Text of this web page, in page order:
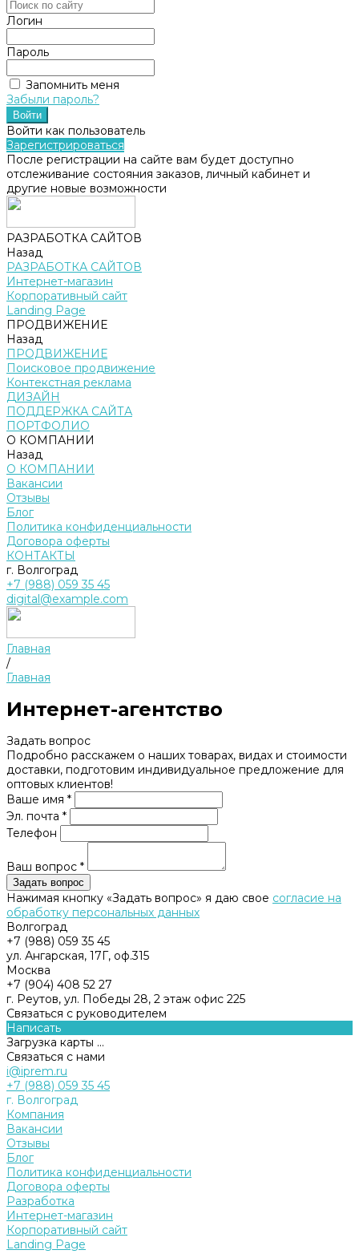
Логин
Пароль
Запомнить меня
Забыли пароль?
Войти как пользователь
Зарегистрироваться
После регистрации на сайте вам будет доступно
отслеживание состояния заказов, личный кабинет и
другие новые возможности
РАЗРАБОТКА САЙТОВ
Назад
РАЗРАБОТКА САЙТОВ
Интернет-магазин
Корпоративный сайт
Landing Page
ПРОДВИЖЕНИЕ
Назад
ПРОДВИЖЕНИЕ
Поисковое продвижение
Контекстная реклама
ДИЗАЙН
ПОДДЕРЖКА САЙТА
ПОРТФОЛИО
О КОМПАНИИ
Назад
О КОМПАНИИ
Вакансии
Отзывы
Блог
Политика конфиденциальности
Договора оферты
КОНТАКТЫ
г. Волгоград
+7 (988) 059 35 45
digital@example.com
Главная
/
Главная
Интернет-агентство
Задать вопрос
Подробно расскажем о наших товарах, видах и стоимости
доставки, подготовим индивидуальное предложение для
оптовых клиентов!
Ваше имя *
Эл. почта *
Телефон
Ваш вопрос *
Нажимая кнопку «Задать вопрос» я даю свое согласие на
обработку персональных данных
Волгоград
+7 (988) 059 35 45
ул. Ангарская, 17Г, оф.315
Москва
+7 (904) 408 52 27
г. Реутов, ул. Победы 28, 2 этаж офис 225
Связаться с руководителем
Написать
Загрузка карты ...
Связаться с нами
i@iprem.ru
+7 (988) 059 35 45
г. Волгоград
Компания
Вакансии
Отзывы
Блог
Политика конфиденциальности
Договора оферты
Разработка
Интернет-магазин
Корпоративный сайт
Landing Page